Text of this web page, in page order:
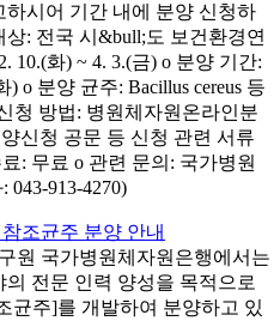
시어 기간 내에 분양 신청하
: 전국 시&bull;도 보건환경연
10.(화) ~ 4. 3.(금) o 분양 기간:
) o 분양 균주: Bacillus cereus 등
청 방법: 병원체자원온라인분
신청 공문 등 신청 관련 서류
: 무료 o 관련 문의: 국가병원
043-913-4270)
조균주 분양 안내
원 국가병원체자원은행에서는
의 전문 인력 양성을 목적으로
균주]를 개발하여 분양하고 있